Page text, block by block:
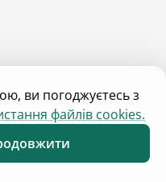
області
ви погоджуєтесь з
файлів cookies.